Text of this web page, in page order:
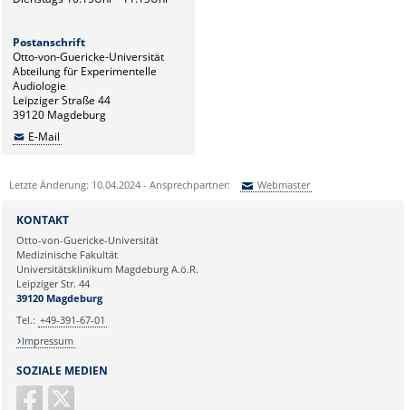
Postanschrift
Otto-von-Guericke-Universität
Abteilung für Experimentelle
Audiologie
Leipziger Straße 44
39120 Magdeburg
E-Mail
Letzte Änderung: 10.04.2024 - Ansprechpartner: Webmaster
Ihre E-Mailadresse:
Ihr Anliegen:
SOZIALE MEDIEN
KONTAKT
Otto-von-Guericke-Universität
Medizinische Fakultät
Universitätsklinikum Magdeburg A.ö.R.
Leipziger Str. 44
39120 Magdeburg
Tel.: +49-391-67-01
Impressum